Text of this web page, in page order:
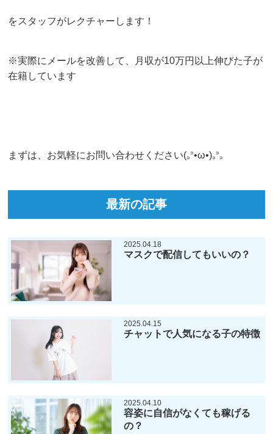
をスタッフがレクチャーします！
※実際にメールを改善して、月収が10万円以上伸びた子が
在籍しています
まずは、お気軽にお問い合わせください(꜆꜄•ω•)꜆꜄꜆
最新の記事
2025.04.18
マスクで配信してもいいの？
2025.04.15
チャットで人気になる子の特徴
2025.04.10
容姿に自信がなくても稼げる
の？